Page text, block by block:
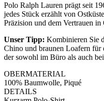
Polo Ralph Lauren prägt seit
jedes Stück erzählt von
Präzision und dem Vertrauen in
Unser Tipp: Kombinieren Sie
Chino und braunen Loafern für
der sowohl im Büro als auch
OBERMATERIAL
100% Baumwolle, Piqué
DETAILS